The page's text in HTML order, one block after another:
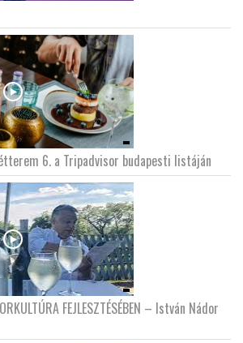
6. a Tripadvisor budapesti listáján
FEJLESZTÉSÉBEN – István Nádor